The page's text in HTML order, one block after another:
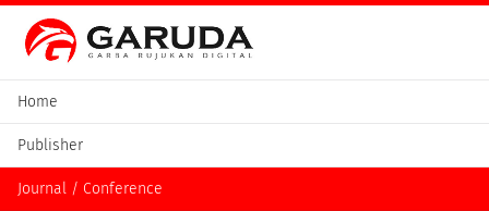
Home
Publisher
Journal / Conference